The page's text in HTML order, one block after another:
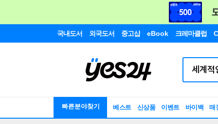
국내도서 외국도서 중고샵 eBook 크레마클럽
빠른분야찾기 베스트 신상품 이벤트 바이백 매